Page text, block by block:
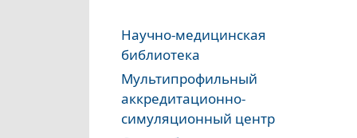
Научно-медицинская
библиотека
Мультипрофильный
аккредитационно-
симуляционный центр